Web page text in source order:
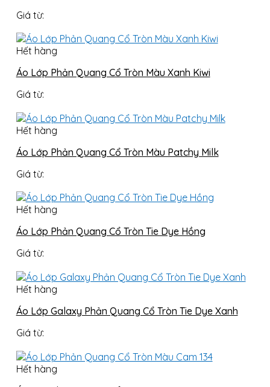
Giá từ:
Hết hàng
Áo Lớp Phản Quang Cổ Tròn Màu Xanh Kiwi
Giá từ:
Hết hàng
Áo Lớp Phản Quang Cổ Tròn Màu Patchy Milk
Giá từ:
Hết hàng
Áo Lớp Phản Quang Cổ Tròn Tie Dye Hồng
Giá từ:
Hết hàng
Áo Lớp Galaxy Phản Quang Cổ Tròn Tie Dye Xanh
Giá từ:
Hết hàng